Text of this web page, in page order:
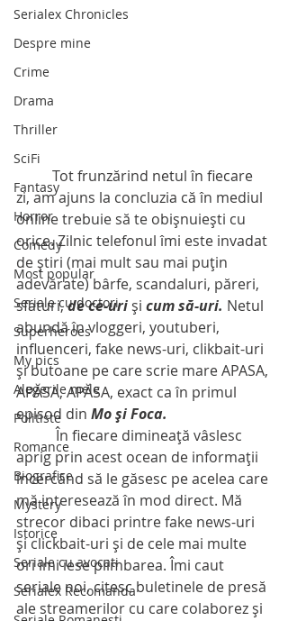
Serialex Chronicles
Despre mine
Crime
Drama
Thriller
SciFi
Fantasy
Horror
Comedy
Most popular
Seriale cu doctori
Superheroes
My pics
Alegerile mele
Politiste
Romance
Biografice
Mystery
Istorice
Seriale cu avocati
Serialex Recomanda
zi, am ajuns la concluzia că în mediul
online trebuie să te obişnuieşti cu
orice. Zilnic telefonul îmi este invadat
de ştiri (mai mult sau mai puţin
adevărate) bârfe, scandaluri, păreri,
sfaturi, de ce-uri şi cum să-uri. Netul
abundă în vloggeri, youtuberi,
influenceri, fake news-uri, clikbait-uri
şi butoane pe care scrie mare APASA,
APĂSA, APĂSA, exact ca în primul
episod din Mo şi Foca.
           În fiecare dimineaţă vâslesc
aprig prin acest ocean de informaţii
încercând să le găsesc pe acelea care
mă interesează în mod direct. Mă
strecor dibaci printre fake news-uri
şi clickbait-uri şi de cele mai multe
ori îmi iese plimbarea. Îmi caut
seriale noi, citesc buletinele de presă
ale streamerilor cu care colaborez şi